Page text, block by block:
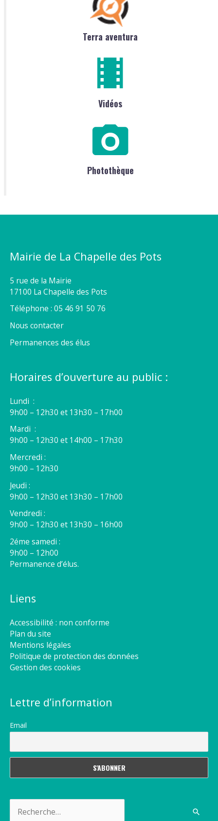
Terra aventura
Vidéos
Photothèque
Mairie de La Chapelle des Pots
5 rue de la Mairie
17100 La Chapelle des Pots
Téléphone : 05 46 91 50 76
Nous contacter
Permanences des élus
Horaires d’ouverture au public :
Lundi :
9h00 – 12h30 et 13h30 – 17h00
Mardi :
9h00 – 12h30 et 14h00 – 17h30
Mercredi :
9h00 – 12h30
Jeudi :
9h00 – 12h30 et 13h30 – 17h00
Vendredi :
9h00 – 12h30 et 13h30 – 16h00
2éme samedi :
9h00 – 12h00
Permanence d’élus.
Liens
Accessibilité : non conforme
Plan du site
Mentions légales
Politique de protection des données
Gestion des cookies
Lettre d’information
Email